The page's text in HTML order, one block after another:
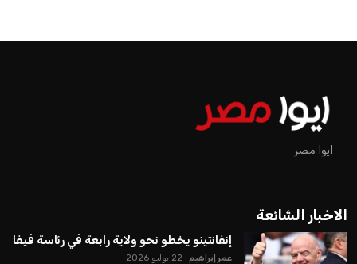
ايوا مصر
الاخبار الشائعة
إنفانتينو يخطو نحو ولاية رابعة في رئاسة فيفا
عمر إبراهيم 22 يوليو 2026